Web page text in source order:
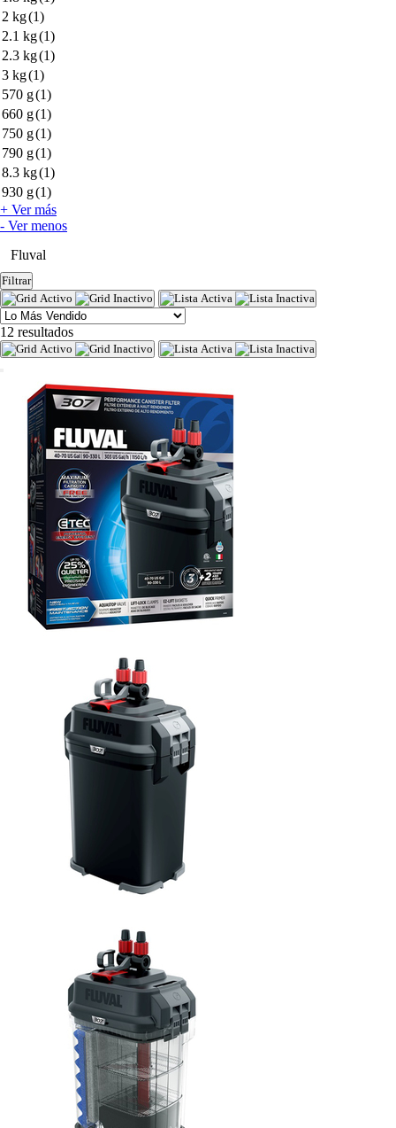
2 kg(1)
2.1 kg(1)
2.3 kg(1)
3 kg(1)
570 g(1)
660 g(1)
750 g(1)
790 g(1)
8.3 kg(1)
930 g(1)
+ Ver más
- Ver menos
Fluval
Filtrar
12 resultados